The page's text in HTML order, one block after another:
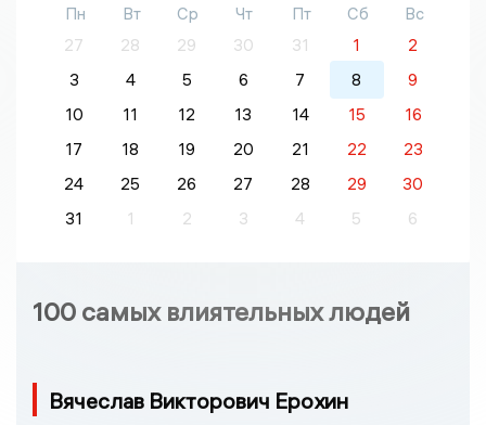
Пн Вт Ср Чт Пт Сб
Вс
27
28 29 30 31 1
2
3
4 5 6 7 8
9
10
11 12 13 14 15
16
17
18 19 20 21 22
23
24
25 26 27 28 29
30
31
1 2 3 4 5 6
100 самых влиятельных людей
Вячеслав Викторович Ерохин